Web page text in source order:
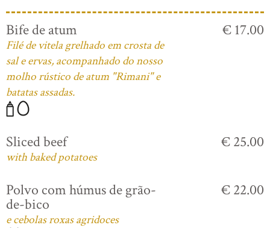
Bife de atum
Filé de vitela grelhado em crosta de
sal e ervas, acompanhado do nosso
molho rústico de atum "Rimani" e
batatas assadas.
€ 17.00
Sliced beef
with baked potatoes
€ 25.00
Polvo com húmus de grão-
de-bico
e cebolas roxas agridoces
€ 22.00